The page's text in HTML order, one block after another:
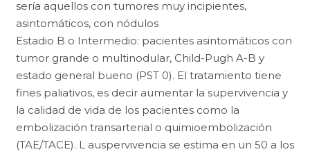
sería aquellos con tumores muy incipientes,
asintomáticos, con nódulos
Estadio B o Intermedio: pacientes asintomáticos con
tumor grande o multinodular, Child-Pugh A-B y
estado general bueno (PST 0). El tratamiento tiene
fines paliativos, es decir aumentar la supervivencia y
la calidad de vida de los pacientes como la
embolización transarterial o quimioembolización
(TAE/TACE). L auspervivencia se estima en un 50 a los